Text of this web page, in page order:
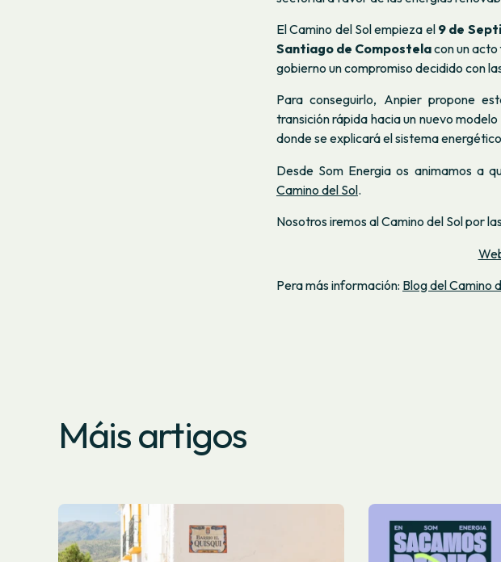
ElCamino del Solempieza el 9 de
Santiago de Compostelacon un
gobierno un compromiso decidido con
Para conseguirlo, Anpier propone
transición rápida hacia un nuevo
donde se explicará el sistema
Desde Som Energia os animamos a
Camino del Sol.
Nosotros iremos alCamino del Solpor
Pera más información: Blog delCamino
Máis artigos